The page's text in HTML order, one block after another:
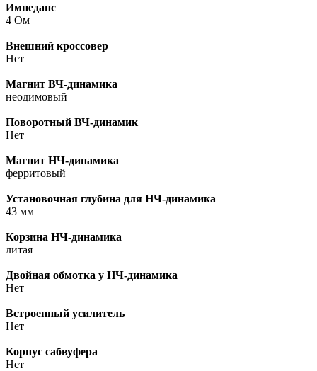
Импеданс
4 Ом
Внешний кроссовер
Нет
Магнит ВЧ-динамика
неодимовый
Поворотный ВЧ-динамик
Нет
Магнит НЧ-динамика
ферритовый
Установочная глубина для НЧ-динамика
43 мм
Корзина НЧ-динамика
литая
Двойная обмотка у НЧ-динамика
Нет
Встроенный усилитель
Нет
Корпус сабвуфера
Нет